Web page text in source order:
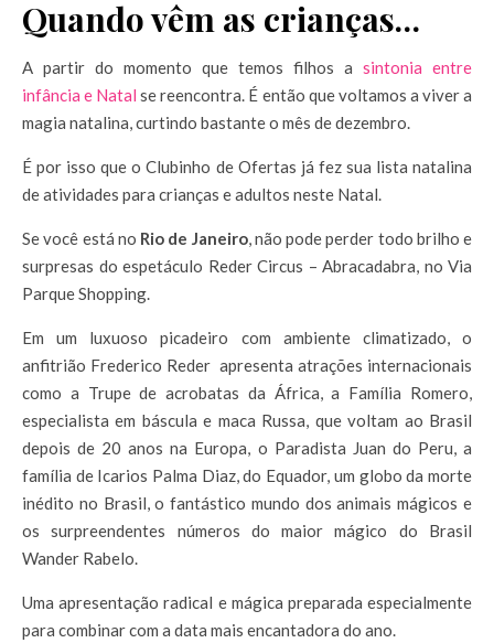
Quando vêm as crianças…
A partir do momento que temos filhos a sintonia entre
infância e Natal se reencontra. É então que voltamos a viver a
magia natalina, curtindo bastante o mês de dezembro.
É por isso que o Clubinho de Ofertas já fez sua lista natalina
de atividades para crianças e adultos neste Natal.
Se você está no Rio de Janeiro, não pode perder todo brilho e
surpresas do espetáculo Reder Circus – Abracadabra, no Via
Parque Shopping.
Em um luxuoso picadeiro com ambiente climatizado, o
anfitrião Frederico Reder apresenta atrações internacionais
como a Trupe de acrobatas da África, a Família Romero,
especialista em báscula e maca Russa, que voltam ao Brasil
depois de 20 anos na Europa, o Paradista Juan do Peru, a
família de Icarios Palma Diaz, do Equador, um globo da morte
inédito no Brasil, o fantástico mundo dos animais mágicos e
os surpreendentes números do maior mágico do Brasil
Wander Rabelo.
Uma apresentação radical e mágica preparada especialmente
para combinar com a data mais encantadora do ano.